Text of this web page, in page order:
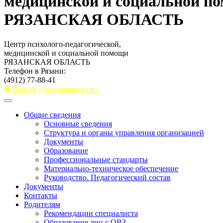
РЯЗАНСКАЯ ОБЛАСТЬ
Центр психолого-педагогической,
медицинской и социальной помощи
РЯЗАНСКАЯ ОБЛАСТЬ
Телефон в Рязани:
(4912) 77-88-41
Версия для слабовидящих
Toggle
navigationОбщие сведения
Основные сведения
Структура и органы управления организацией
Документы
Образование
Профессиональные стандарты
Материально-техническое обеспечение
Руководство. Педагогический состав
Документы
Контакты
Родителям
Рекомендации специалиста